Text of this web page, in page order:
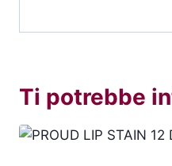
Ti potrebbe